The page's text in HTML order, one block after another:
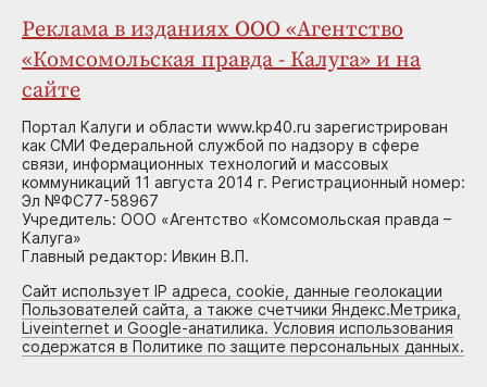
Реклама в изданиях ООО «Агентство
«Комсомольская правда - Калуга» и на
сайте
Портал Калуги и области www.kp40.ru зарегистрирован
как СМИ Федеральной службой по надзору в сфере
связи, информационных технологий и массовых
коммуникаций 11 августа 2014 г. Регистрационный номер:
Эл №ФС77-58967
Учредитель: ООО «Агентство «Комсомольская правда –
Калуга»
Главный редактор: Ивкин В.П.
Сайт использует IP адреса, cookie, данные геолокации
Пользователей сайта, а также счетчики Яндекс.Метрика,
Liveinternet и Google-анатилика. Условия использования
содержатся в Политике по защите персональных данных.